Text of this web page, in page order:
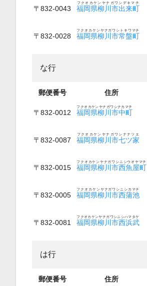
〒832-0043 福岡県柳川市出来町
フクオカケンヤナガワシデキマチ
〒832-0028 福岡県柳川市常盤町
フクオカケンヤナガワシトキワマチ
な行
郵便番号 住所
〒832-0012 福岡県柳川市中町
フクオカケンヤナガワシナカマチ
〒832-0087 福岡県柳川市七ツ家
フクオカケンヤナガワシナナツエ
〒832-0015 福岡県柳川市西魚屋町
フクオカケンヤナガワシニシウオヤマチ
〒832-0005 福岡県柳川市西蒲池
フクオカケンヤナガワシニシカマチ
〒832-0081 福岡県柳川市西浜武
フクオカケンヤナガワシニシハマタケ
は行
郵便番号 住所